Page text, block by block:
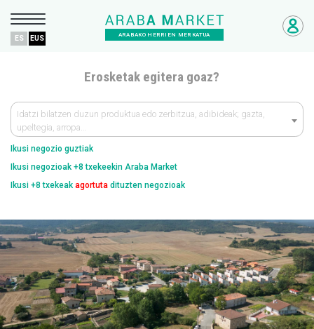
ARABAKO HERRIEN MERKATUA
ES EUS
Erosketak egitera goaz?
Idatzi bilatzen duzun produktua edo zerbitzua, adibideak; gazta,
upeltegia, arropa…
Ikusi negozio guztiak
Ikusi negozioak +8 txekeekin Araba Market
Ikusi +8 txekeak agortuta dituzten negozioak